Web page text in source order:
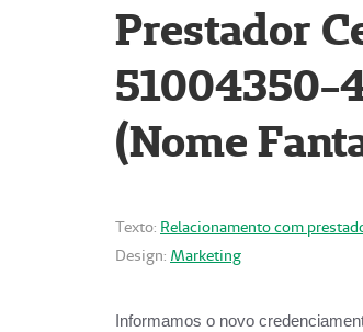
Prestador
51004350-
(Nome
Texto: Relacionamento com
Design: Marketing
Informamos o novo